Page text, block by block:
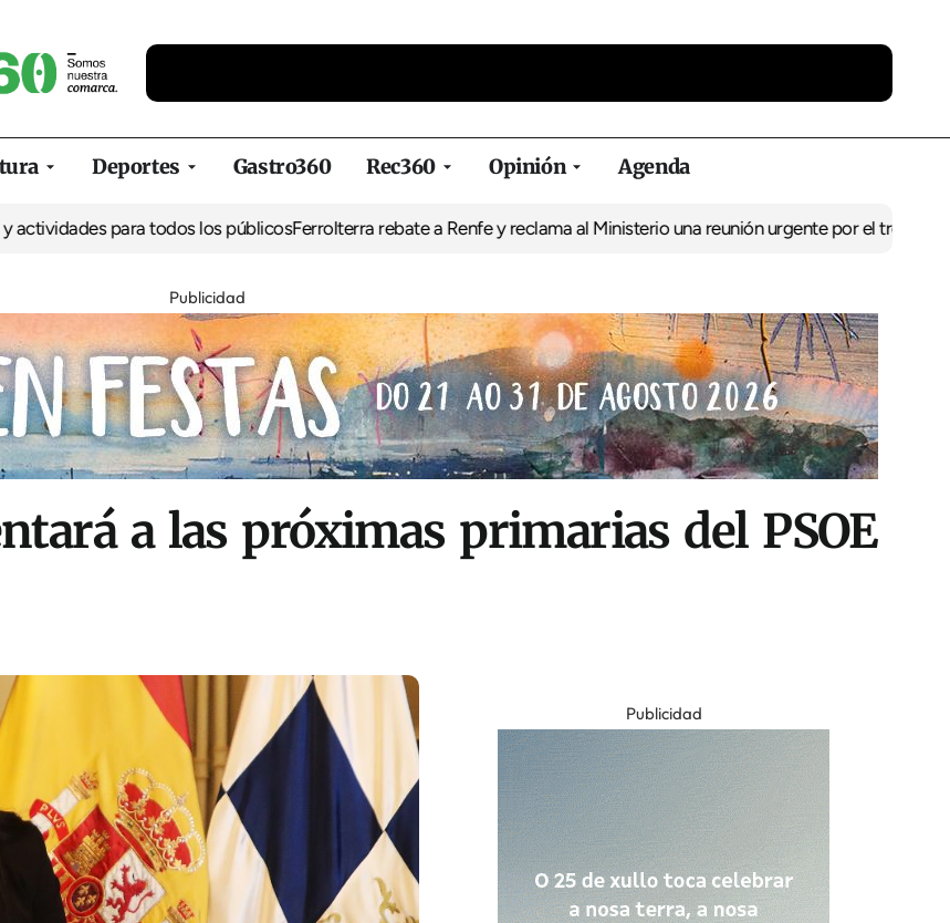
Deportes Gastro360 Rec360 Opinión Agenda
para todos los públicosFerrolterra rebate a Renfe y reclama al Ministerio una reunión urgente por el trenEl BNG
Publicidad
a las próximas primarias del PSOE
Publicidad